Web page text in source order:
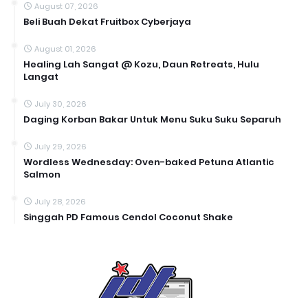
August 07, 2026
Beli Buah Dekat Fruitbox Cyberjaya
August 01, 2026
Healing Lah Sangat @ Kozu, Daun Retreats, Hulu
Langat
July 30, 2026
Daging Korban Bakar Untuk Menu Suku Suku Separuh
July 29, 2026
Wordless Wednesday: Oven-baked Petuna Atlantic
Salmon
July 28, 2026
Singgah PD Famous Cendol Coconut Shake